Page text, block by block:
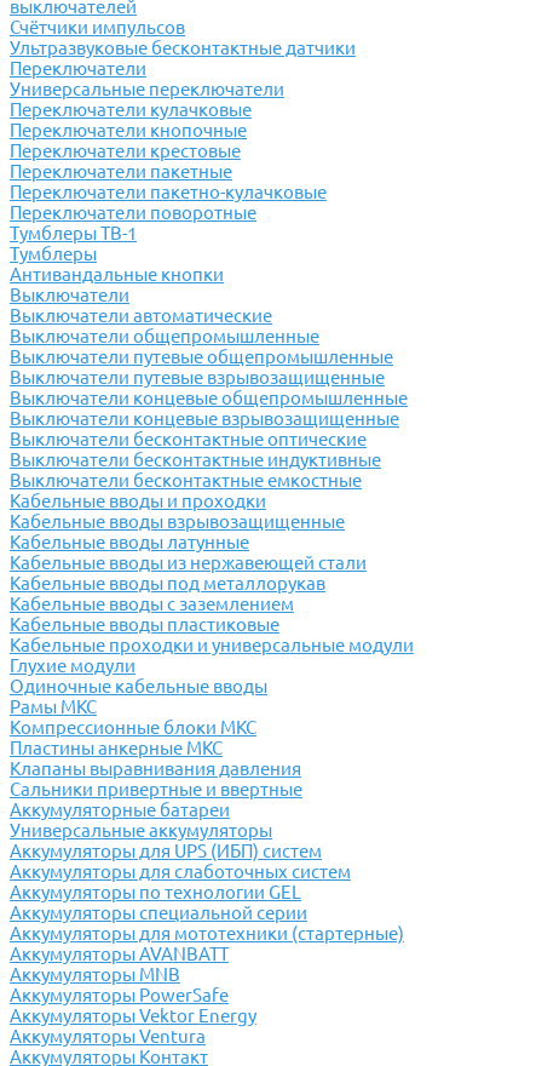
выключателей
Счётчики импульсов
Ультразвуковые бесконтактные датчики
Переключатели
Универсальные переключатели
Переключатели кулачковые
Переключатели кнопочные
Переключатели крестовые
Переключатели пакетные
Переключатели пакетно-кулачковые
Переключатели поворотные
Тумблеры ТВ-1
Тумблеры
Антивандальные кнопки
Выключатели
Выключатели автоматические
Выключатели общепромышленные
Выключатели путевые общепромышленные
Выключатели путевые взрывозащищенные
Выключатели концевые общепромышленные
Выключатели концевые взрывозащищенные
Выключатели бесконтактные оптические
Выключатели бесконтактные индуктивные
Выключатели бесконтактные емкостные
Кабельные вводы и проходки
Кабельные вводы взрывозащищенные
Кабельные вводы латунные
Кабельные вводы из нержавеющей стали
Кабельные вводы под металлорукав
Кабельные вводы с заземлением
Кабельные вводы пластиковые
Кабельные проходки и универсальные модули
Глухие модули
Одиночные кабельные вводы
Рамы МКС
Компрессионные блоки МКС
Пластины анкерные МКС
Клапаны выравнивания давления
Сальники привертные и ввертные
Аккумуляторные батареи
Универсальные аккумуляторы
Аккумуляторы для UPS (ИБП) систем
Аккумуляторы для слаботочных систем
Аккумуляторы по технологии GEL
Аккумуляторы специальной серии
Аккумуляторы для мототехники (стартерные)
Аккумуляторы AVANBATT
Аккумуляторы MNB
Аккумуляторы PowerSafe
Аккумуляторы Vektor Energy
Аккумуляторы Ventura
Аккумуляторы Контакт